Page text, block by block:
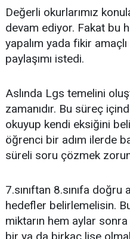
Değerli okurlarımız
devam ediyor. Fakat bu
yapalım yada fikir
paylaşımı istedi.
Aslında Lgs temelini
zamanıdır. Bu süreç
okuyup kendi eksiğini
öğrenci bir adım ilerde
süreli soru çözmek
7.sınıftan 8.sınıfa
hedefler belirlemelisin.
miktarın hem aylar